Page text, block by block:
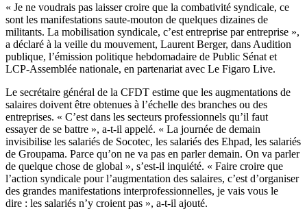
« Je ne voudrais pas laisser croire que la combativité syndicale, ce
sont les manifestations saute-mouton de quelques dizaines de
militants. La mobilisation syndicale, c’est entreprise par entreprise »,
a déclaré à la veille du mouvement, Laurent Berger, dans Audition
publique, l’émission politique hebdomadaire de Public Sénat et
LCP-Assemblée nationale, en partenariat avec Le Figaro Live.
Le secrétaire général de la CFDT estime que les augmentations de
salaires doivent être obtenues à l’échelle des branches ou des
entreprises. « C’est dans les secteurs professionnels qu’il faut
essayer de se battre », a-t-il appelé. « La journée de demain
invisibilise les salariés de Socotec, les salariés des Ehpad, les salariés
de Groupama. Parce qu’on ne va pas en parler demain. On va parler
de quelque chose de global », s’est-il inquiété. « Faire croire que
l’action syndicale pour l’augmentation des salaires, c’est d’organiser
des grandes manifestations interprofessionnelles, je vais vous le
dire : les salariés n’y croient pas », a-t-il ajouté.